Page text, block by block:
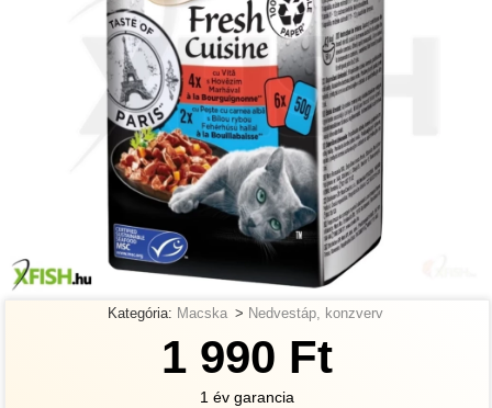
Kategória: Macska > Nedvestáp, konzverv
1 990 Ft
1 év garancia